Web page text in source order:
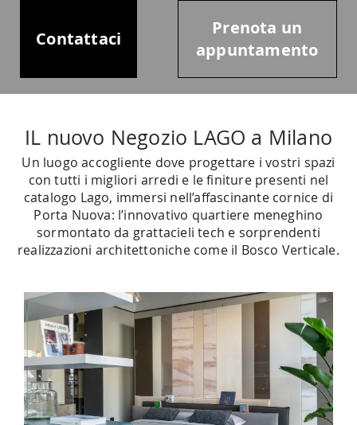
Contattaci
Prenota un
appuntamento
IL nuovo Negozio LAGO a Milano
Un luogo accogliente dove progettare i vostri spazi
con tutti i migliori arredi e lefiniture presenti nel
catalogo Lago, immersi nell’affascinante cornice di
Porta Nuova: l’innovativo quartiere meneghino
sormontato da grattacieli tech e sorprendenti
realizzazioni architettoniche come il Bosco Verticale.